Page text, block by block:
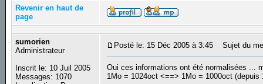
Revenir en haut de
page
sumorien
Administrateur
Inscrit le: 10 Juil 2005
Messages: 1070
Posté le: 15 Déc 2005 à 3:45 Sujet du
Oui ces informations ont été normalisées ...
1Mo = 1024oct <==> 1Mo = 1000oct (depuis